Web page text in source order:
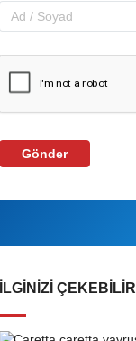
Gönder
İLGINIZI ÇEKEBILIR